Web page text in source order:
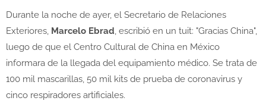
Durante la noche de ayer, el Secretario de Relaciones
Exteriores, Marcelo Ebrad, escribió en un tuit: "Gracias China",
luego de que el Centro Cultural de China en México
informara de la llegada del equipamiento médico. Se trata de
100 mil mascarillas, 50 mil kits de prueba de coronavirus y
cinco respiradores artificiales.